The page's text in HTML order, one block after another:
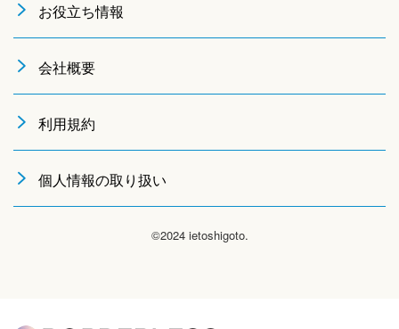
お役立ち情報
会社概要
利用規約
個人情報の取り扱い
©2024 ietoshigoto.